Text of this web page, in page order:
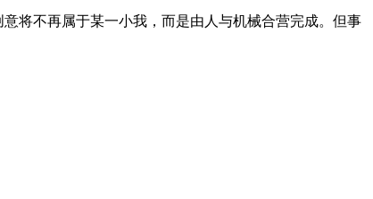
将不再属于某一小我，而是由人与机械合营完成。但事